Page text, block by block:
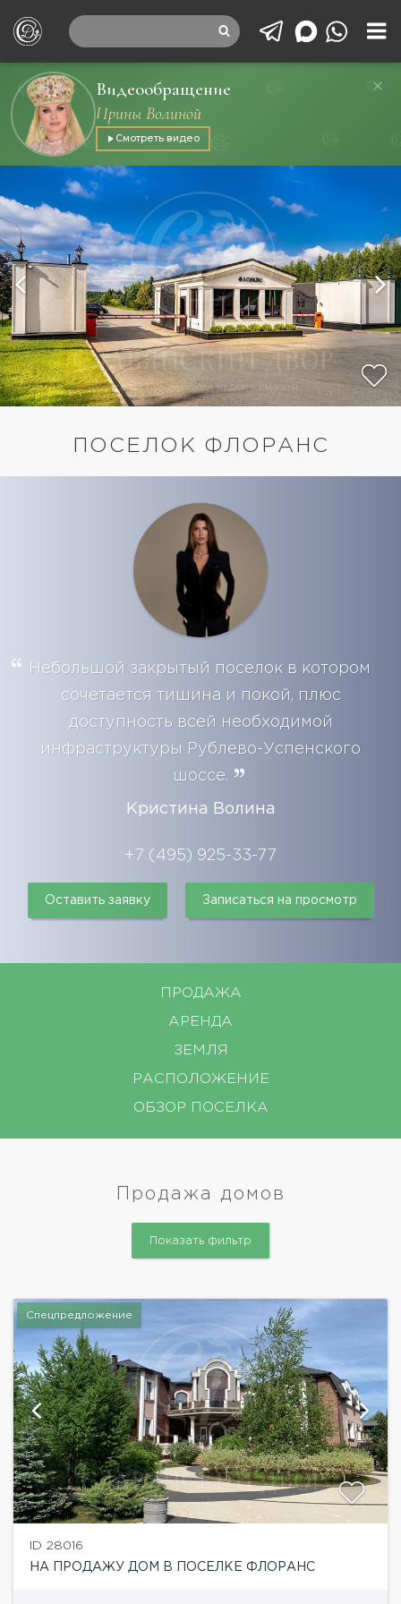
Видеообращение
Ирины Волиной
Смотреть видео
ПОСЕЛОК ФЛОРАНС
Небольшой закрытый поселок в котором
сочетается тишина и покой, плюс
доступность всей необходимой
инфраструктуры Рублево-Успенского
шоссе.
Кристина Волина
+7 (495) 925-33-77
Оставить заявку Записаться на просмотр
ПРОДАЖА
АРЕНДА
ЗЕМЛЯ
РАСПОЛОЖЕНИЕ
ОБЗОР ПОСЕЛКА
Продажа домов
Показать фильтр
Спецпредложение
ID 28016
НА ПРОДАЖУ ДОМ В ПОСЕЛКЕ ФЛОРАНС